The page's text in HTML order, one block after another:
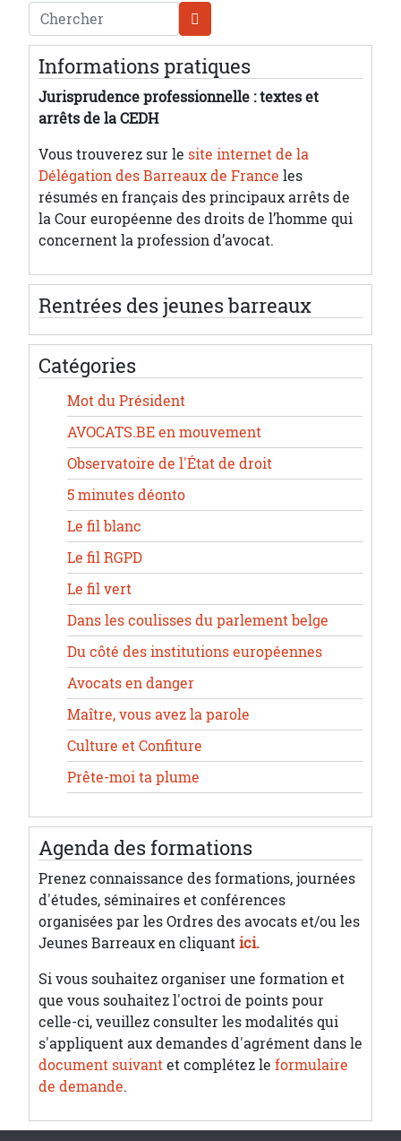
Chercher
Informations pratiques
Jurisprudence professionnelle : textes et
arrêts de la CEDH
Vous trouverez sur le site internet de la
Délégation des Barreaux de France les
résumés en français des principaux arrêts de
la Cour européenne des droits de l’homme qui
concernent la profession d’avocat.
Rentrées des jeunes barreaux
Catégories
Mot du Président
AVOCATS.BE en mouvement
Observatoire de l'État de droit
5 minutes déonto
Le fil blanc
Le fil RGPD
Le fil vert
Dans les coulisses du parlement belge
Du côté des institutions européennes
Avocats en danger
Maître, vous avez la parole
Culture et Confiture
Prête-moi ta plume
Agenda des formations
Prenez connaissance des formations, journées
d'études, séminaires et conférences
organisées par les Ordres des avocats et/ou les
Jeunes Barreaux en cliquantici.
Si vous souhaitez organiser une formation et
que vous souhaitez l'octroi de points pour
celle-ci, veuillez consulter les modalités qui
s'appliquent aux demandes d'agrément dans le
document suivantet complétez le formulaire
de demande.